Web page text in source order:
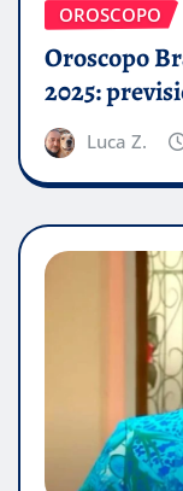
OROSCOPO
Oroscopo
2025:
Luca Z.